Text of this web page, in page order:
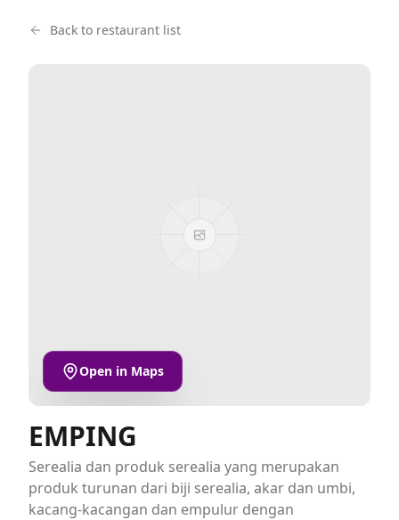
Back to restaurant list
Open in Maps
EMPING
Serealia dan produk serealia yang merupakan
produk turunan dari biji serealia, akar dan umbi,
kacang-kacangan dan empulur dengan